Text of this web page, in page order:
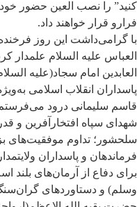
کنید” را نصب العین حضور
فرارو قرار خواهند داد.
با گرامی‌داشت این روز
العباس علیه السلام علمدار
العابدین امام سجاد(علیه
پاسداران انقلاب اسلامی
قاسم سلیمانی درود
شهدای سپاه افتخارآفرین و
سلحشور؛ تداوم موفقیت‌های
فرماندهان و پاسداران
برای دفاع از آرمان‌های بلند
وسلم) و دستاوردهای